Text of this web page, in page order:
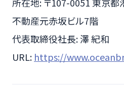
所在地: 〒107-0051 東京
不動産元赤坂ビル7階
代表取締役社長: 澤 紀和
URL: https://